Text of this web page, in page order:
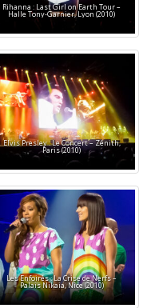
Rihanna : Last Girl on Earth Tour –
Halle Tony-Garnier, Lyon (2010)
Elvis Presley : Le Concert – Zénith,
Paris (2010)
Les Enfoirés : La Crise de Nerfs –
Palais Nikaia, Nice (2010)